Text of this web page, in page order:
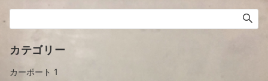
カテゴリー
カーポート 1